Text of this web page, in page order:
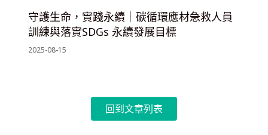
守護生命，實踐永續｜碳循環應材急救人員
訓練與落實SDGs 永續發展目標
2025-08-15
回到文章列表